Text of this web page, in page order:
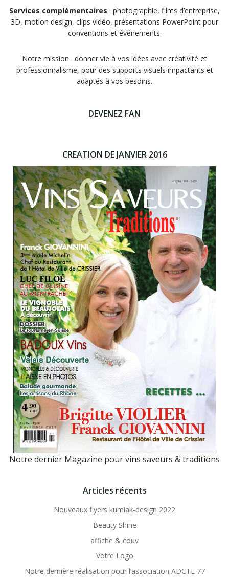
Services complémentaires : photographie, films d’entreprise,
3D, motion design, clips vidéo, présentations PowerPoint pour
conventions et événements.
Notre mission : donner vie à vos idées avec créativité et
professionnalisme, pour des supports visuels impactants et
adaptés à vos besoins.
DEVENEZ FAN
CREATION DE JANVIER 2016
Notre dernier Magazine pour vins saveurs & traditions
Articles récents
Nouveaux flyers kumiak-design 2022
Beauty Shine
affiche & couv
Votre Logo
Notre dernière réalisation pour l’association ADCTE 77